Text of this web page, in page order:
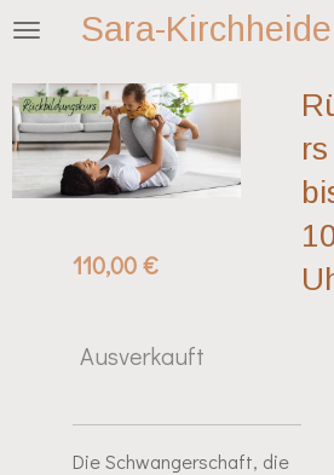
Zum
springen
Sara-
110,00 €
Ausverkauft
Die Schwangerschaft, die